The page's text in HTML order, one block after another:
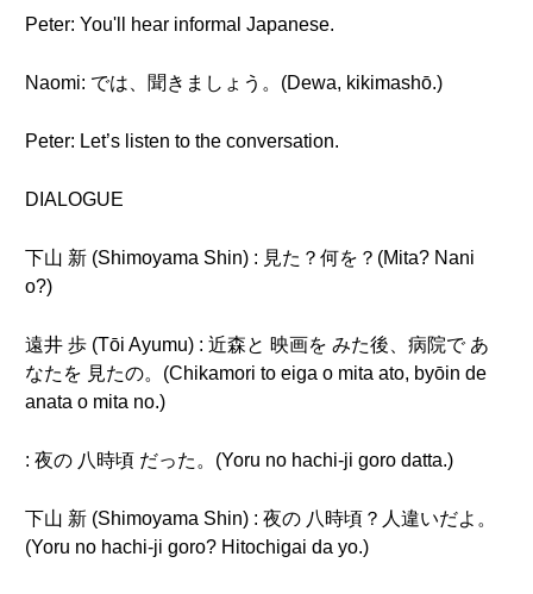
Peter: You'll hear informal Japanese.
Naomi: では、聞きましょう。(Dewa, kikimashō.)
Peter: Let’s listen to the conversation.
DIALOGUE
下山 新 (Shimoyama Shin) : 見た？何を？(Mita? Nani
o?)
遠井 歩 (Tōi Ayumu) : 近森と 映画を みた後、病院で あ
なたを 見たの。(Chikamori to eiga o mita ato, byōin de
anata o mita no.)
: 夜の 八時頃 だった。(Yoru no hachi-ji goro datta.)
下山 新 (Shimoyama Shin) : 夜の 八時頃？人違いだよ。
(Yoru no hachi-ji goro? Hitochigai da yo.)